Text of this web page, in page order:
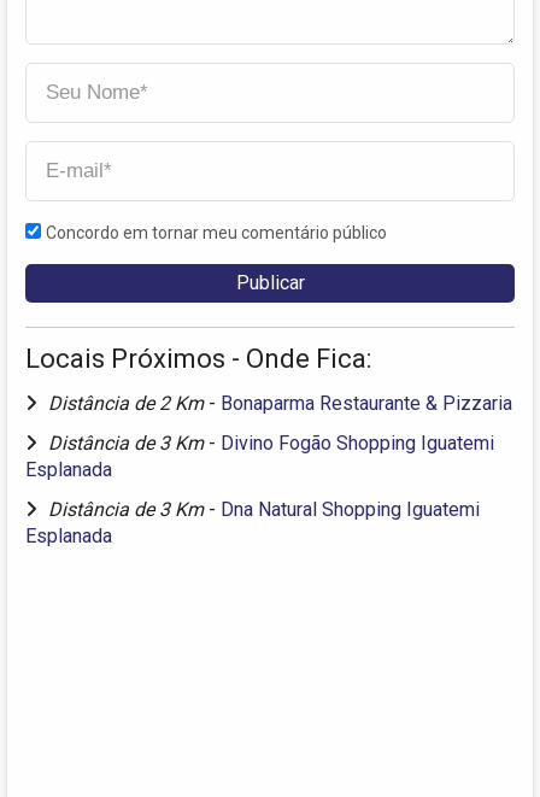
Concordo em tornar meu comentário público
Locais Próximos - Onde Fica:
Distância de 2 Km - Bonaparma Restaurante & Pizzaria
Distância de 3 Km - Divino Fogão Shopping Iguatemi
Esplanada
Distância de 3 Km - Dna Natural Shopping Iguatemi
Esplanada